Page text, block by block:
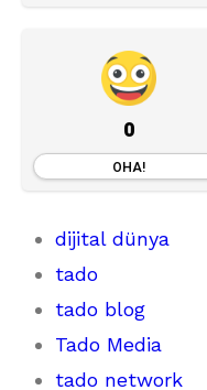
0
OHA!
dijital dünya
tado
tado blog
Tado Media
tado network